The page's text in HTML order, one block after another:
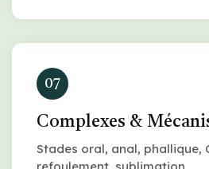
07
Complexes &
Stades oral, anal, phallique,